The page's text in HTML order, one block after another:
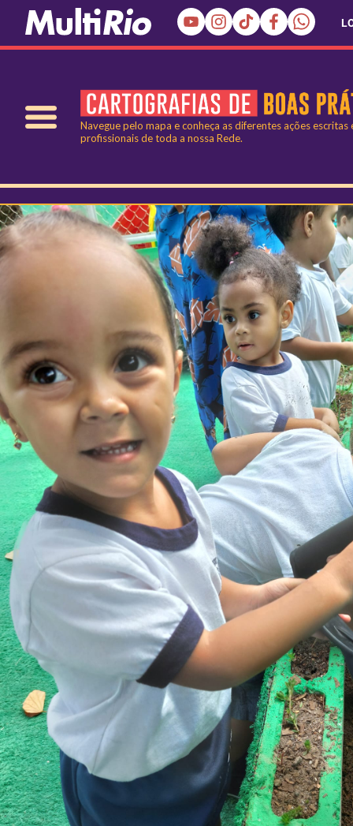
Navegue pelo mapa e conheça as diferentes ações
profissionais de toda a nossa Rede.